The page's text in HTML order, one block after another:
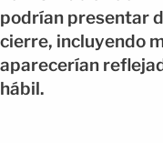
podrían presentar
cierre, incluyendo
aparecerían
hábil.